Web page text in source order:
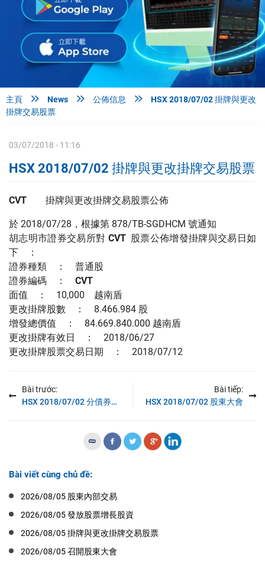
主頁  News  公佈信息 
HSX 2018/07/02 掛牌與更改
掛牌交易股票
03/07/2018 - 11:16
HSX 2018/07/02 掛牌與更改掛牌交易股票
CVT 掛牌與更改掛牌交易股票公佈
於 2018/07/28，根據第 878/TB-SGDHCM 號通知
胡志明市證券交易所對 CVT股票公佈增發掛牌與交易日如
下 ：
證券種類 ： 普通股
證券編碼 ： CVT
面值 ： 10,000 越南盾
更改掛牌股數 ： 8.466.984 股
增發總價值 ： 84.669.840.000 越南盾
更改掛牌有效日 ： 2018/06/27
更改掛牌股票交易日期 ： 2018/07/12
Bài trước:
HSX 2018/07/02 分債券利息
Bài tiếp:
HSX 2018/07/02 股東大會
Bài viết cùng chủ đề:
2026/08/05 股東內部交易
2026/08/05 發放股票增長股資
2026/08/05 掛牌與更改掛牌交易股票
2026/08/05 召開股東大會